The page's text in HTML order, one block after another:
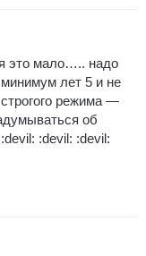
это мало….. надо
лет 5 и не
режима —
об
:devil: :devil: